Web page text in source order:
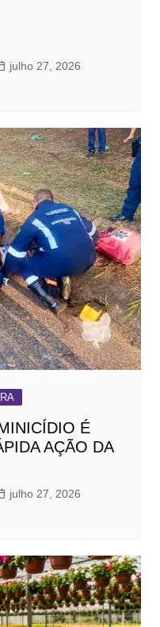
julho 27, 2026
É
AÇÃO DA
julho 27, 2026